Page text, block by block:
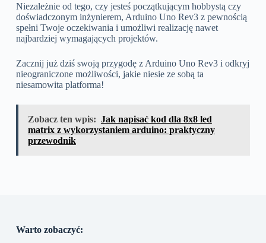
Niezależnie od tego, czy jesteś początkującym hobbystą czy
doświadczonym inżynierem, Arduino Uno Rev3 z pewnością
spełni Twoje oczekiwania i umożliwi realizację nawet
najbardziej wymagających projektów.
Zacznij już dziś swoją przygodę z Arduino Uno Rev3 i odkryj
nieograniczone możliwości, jakie niesie ze sobą ta
niesamowita platforma!
Zobacz ten wpis: Jak napisać kod dla 8x8 led
matrix z wykorzystaniem arduino: praktyczny
przewodnik
Warto zobaczyć: